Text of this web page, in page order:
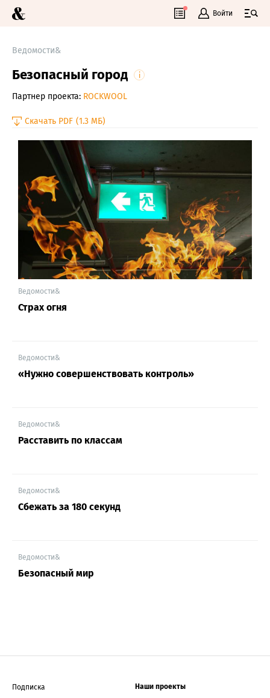
Войти
Ведомости&
Безопасный город i
Партнер проекта: ROCKWOOL
Скачать PDF (1.3 МБ)
Ведомости&
Страх огня
Ведомости&
«Нужно совершенствовать контроль»
Ведомости&
Расставить по классам
Ведомости&
Сбежать за 180 секунд
Ведомости&
Безопасный мир
Подписка Наши проекты